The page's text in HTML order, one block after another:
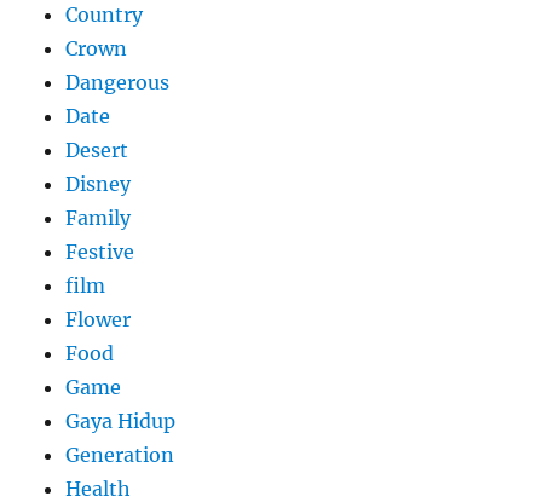
Country
Crown
Dangerous
Date
Desert
Disney
Family
Festive
film
Flower
Food
Game
Gaya Hidup
Generation
Health